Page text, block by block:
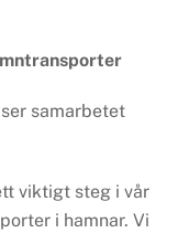
samarbetet
viktigt steg i vår
i hamnar. Vi